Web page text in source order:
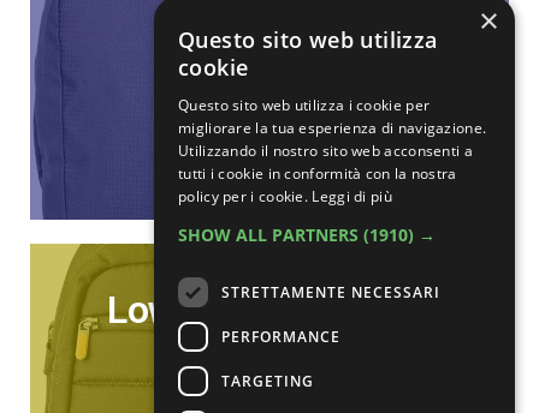
136,99€
-52%
Clicca qui
Lowepro Tahoe 150
×
Questo sito web utilizza
cookie
Questo sito web utilizza i cookie per
migliorare la tua esperienza di navigazione.
Utilizzando il nostro sito web acconsenti a
tutti i cookie in conformità con la nostra
policy per i cookie. Leggi di più
SHOW ALL PARTNERS (1910) →
STRETTAMENTE NECESSARI
PERFORMANCE
TARGETING